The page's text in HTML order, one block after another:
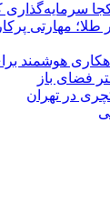
سرمایه‌گذاری
طلا؛ مهارتی
هوشمند
فضای باز
در تهران